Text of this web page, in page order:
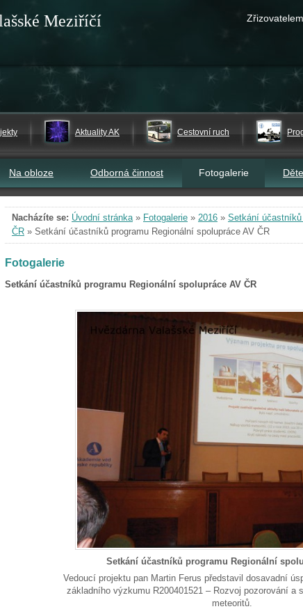
Meziříčí
Aktuality AK Cestovní ruch
Na obloze Odborná činnost Fotogalerie
Nacházíte se: Úvodní stránka» Fotogalerie » 2016 » Setkání účastníků
ČR » Setkání účastníků programu Regionální spolupráce AV ČR
Fotogalerie
Setkání účastníků programu Regionální spolupráce AV ČR
Setkání účastníků programu Regionální
Vedoucí projektu pan Martin Ferus představil dosavadní
základního výzkumu R200401521 – Rozvoj pozorování a
meteoritů.